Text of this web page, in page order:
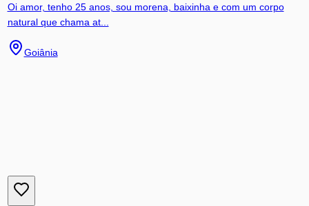
Oi amor, tenho 25 anos, sou morena, baixinha e com um corpo
natural que chama at...
Goiânia